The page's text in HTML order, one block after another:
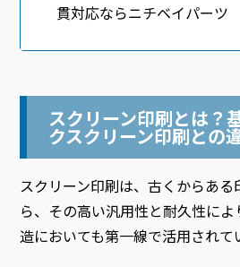
貫対応ならニチベイパーツ
スクリーン印刷とは？
クスクリーン印刷との
スクリーン印刷は、古くからあ
ら、その高い汎用性と耐久性に
造においても第一線で活用されて